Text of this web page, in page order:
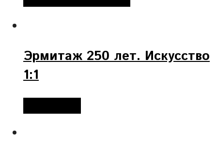
Эрмитаж 250 лет. Искусство
1:1